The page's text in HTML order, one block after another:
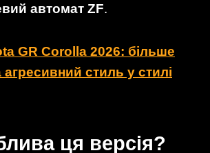
автомат ZF.
GR Corolla 2026: більше
агресивний стиль у стилі
ця версія?